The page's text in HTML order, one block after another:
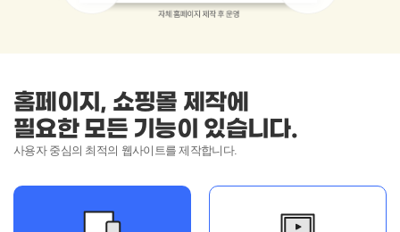
홈페이지, 쇼핑몰 제작에
필요한 모든 기능이 있습니다.
사용자 중심의 최적의 웹사이트를 제작합니다.